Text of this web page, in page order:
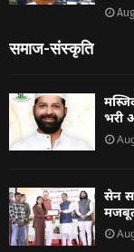
समाज-संस्कृति
भरी
सेन